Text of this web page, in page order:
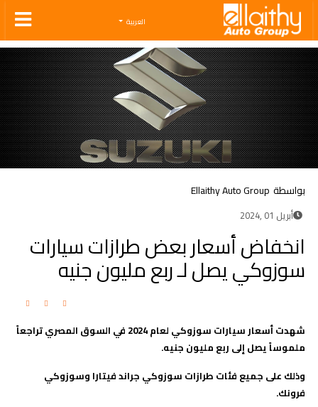
Ellaithy Auto Group
العربية
بواسطة Ellaithy Auto Group
أبريل 01 ,2024
انخفاض أسعار بعض طرازات سيارات
سوزوكي يصل لـ ربع مليون جنيه
شهدت أسعار سيارات سوزوكي لعام 2024 في السوق المصري تراجعاً
ملموساً يصل إلى ربع مليون جنيه.
وذلك على جميع فئات طرازات سوزوكي جراند فيتارا وسوزوكي
فرونك.